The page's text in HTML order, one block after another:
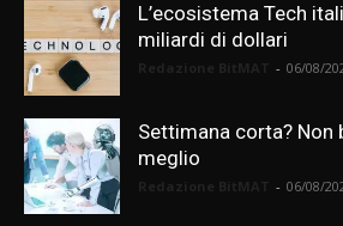
L’ecosistema Tech
miliardi di dollari
- 06/08/
Settimana corta? Non
meglio
- 06/08/